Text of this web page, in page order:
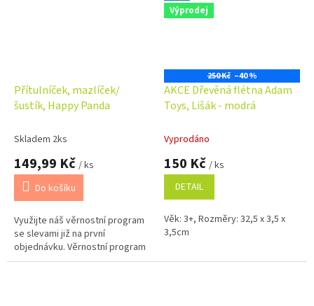
Přítulníček, mazlíček/
šustík, Happy Panda
Skladem 2ks
149,99 Kč / ks
Do košíku
Využijte náš věrnostní program
se slevami již na první
objednávku. Věrnostní program
Výprodej
250 Kč –40 %
AKCE Dřevěná flétna Adam
Toys, Lišák - modrá
Vyprodáno
150 Kč / ks
DETAIL
Věk: 3+, Rozměry: 32,5 x 3,5 x
3,5cm